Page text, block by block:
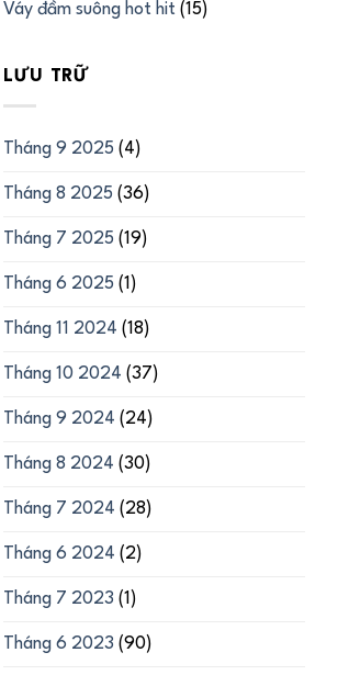
Váy đầm suông hot hit (15)
LƯU TRỮ
Tháng 9 2025 (4)
Tháng 8 2025 (36)
Tháng 7 2025 (19)
Tháng 6 2025 (1)
Tháng 11 2024 (18)
Tháng 10 2024 (37)
Tháng 9 2024 (24)
Tháng 8 2024 (30)
Tháng 7 2024 (28)
Tháng 6 2024 (2)
Tháng 7 2023 (1)
Tháng 6 2023 (90)